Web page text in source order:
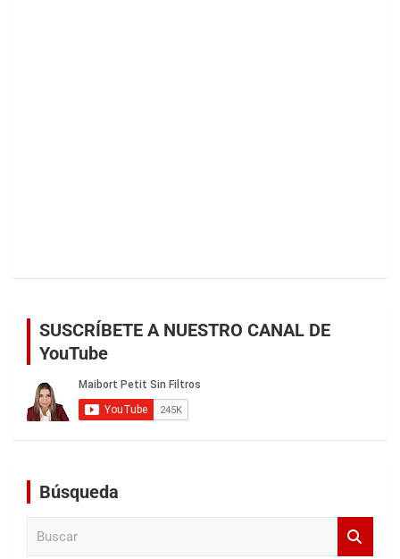
SUSCRÍBETE A NUESTRO CANAL DE
YouTube
Búsqueda